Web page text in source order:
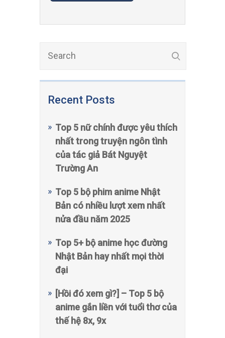
Recent Posts
Top 5 nữ chính được yêu thích
nhất trong truyện ngôn tình
của tác giả Bát Nguyệt
Trường An
Top 5 bộ phim anime Nhật
Bản có nhiều lượt xem nhất
nửa đầu năm 2025
Top 5+ bộ anime học đường
Nhật Bản hay nhất mọi thời
đại
[Hồi đó xem gì?] – Top 5 bộ
anime gắn liền với tuổi thơ của
thế hệ 8x, 9x